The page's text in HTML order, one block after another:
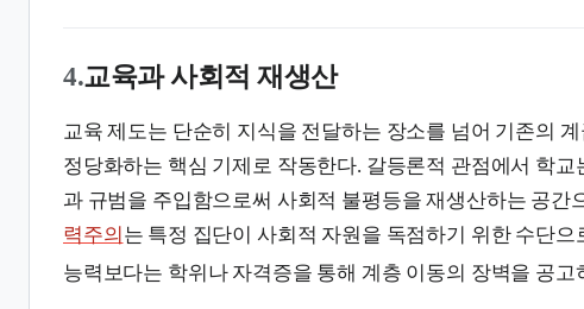
4.교육과 사회적 재생산
교육 제도는 단순히 지식을 전달하는 장소를 넘어 기존의
정당화하는 핵심 기제로 작동한다. 갈등론적 관점에서 학교
과 규범을 주입함으로써 사회적 불평등을 재생산하는 공간
력주의 는 특정 집단이 사회적 자원을 독점하기 위한 수단으
능력보다는 학위나 자격증을 통해 계층 이동의 장벽을 공고